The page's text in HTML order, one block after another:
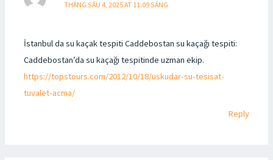
THÁNG SÁU 4, 2025 AT 11:09 SÁNG
İstanbul da su kaçak tespiti Caddebostan su kaçağı tespiti:
Caddebostan’da su kaçağı tespitinde uzman ekip.
https://topstours.com/2012/10/18/uskudar-su-tesisat-
tuvalet-acma/
Reply